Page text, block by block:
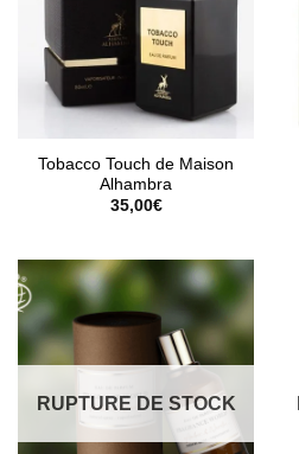
Tobacco Touch de Maison
Alhambra
35,00€
RUPTURE DE STOCK